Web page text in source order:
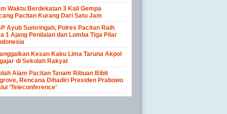
Waktu Berdekatan 3 Kali Gempa
Pacitan Kurang Dari Satu Jam
Ayub Sumringah, Polres Pacitan Raih
1 Ajang Penilaian dan Lomba Tiga Pilar
Kesan Kaku Lima Taruna Akpol
di Sekolah Rakyat
Alam Pacitan Tanam Ribuan Bibit
Rencana Dihadiri Presiden Prabowo
‘Teleconference’